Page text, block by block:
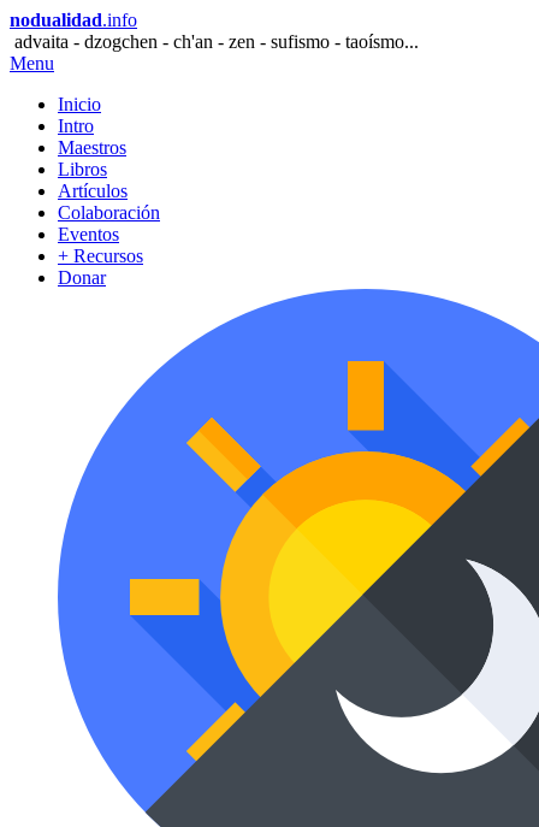
nodualidad.info
advaita - dzogchen - ch'an - zen - sufismo - taoísmo...
Menu
Inicio
Intro
Maestros
Libros
Artículos
Colaboración
Eventos
+ Recursos
Donar